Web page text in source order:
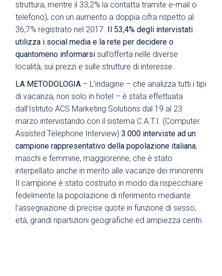
struttura, mentre il 33,2% la contatta tramite e-mail o
telefono), con un aumento a doppia cifra rispetto al
36,7% registrato nel 2017. Il 53,4% degli intervistati
utilizza i social media e la rete per decidere o
quantomeno informarsi sull’offerta nelle diverse
località, sui prezzi e sulle strutture di interesse.
LA METODOLOGIA – L’indagine – che analizza tutti i tipi
di vacanza, non solo in hotel – è stata effettuata
dall’Istituto ACS Marketing Solutions dal 19 al 23
marzo intervistando con il sistema C.A.T.I. (Computer
Assisted Telephone Interview)3.000 interviste ad un
campione rappresentativo della popolazione italiana,
maschi e femmine, maggiorenne, che è stato
interpellato anche in merito alle vacanze dei minorenni.
Il campione è stato costruito in modo da rispecchiare
fedelmente la popolazione di riferimento mediante
l’assegnazione di precise quote in funzione di sesso,
età, grandi ripartizioni geografiche ed ampiezza centri.